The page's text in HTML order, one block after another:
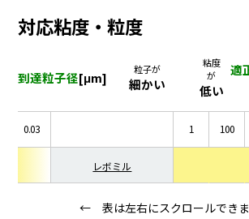
対応粘度・粒度
到達粒子径[μm] 粒子が
細かい
粘度
が
低い
適
0.03
レボミル
1 100
← 表は左右にスクロールで